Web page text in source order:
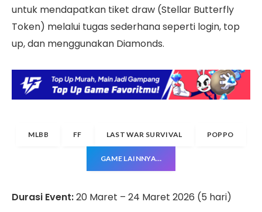
untuk mendapatkan tiket draw (Stellar Butterfly
Token) melalui tugas sederhana seperti login, top
up, dan menggunakan Diamonds.
MLBB FF LAST WAR SURVIVAL POPPO
GAME LAINNYA…
Durasi Event:20 Maret – 24 Maret 2026 (5 hari)